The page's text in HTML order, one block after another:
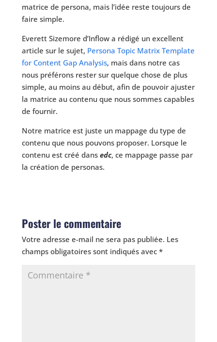
matrice de persona, mais l’idée reste toujours de
faire simple.
Everett Sizemore d’Inflow a rédigé un excellent
article sur le sujet, Persona Topic Matrix Template
for Content Gap Analysis, mais dans notre cas
nous préférons rester sur quelque chose de plus
simple, au moins au début, afin de pouvoir ajuster
la matrice au contenu que nous sommes capables
de fournir.
Notre matrice est juste un mappage du type de
contenu que nous pouvons proposer. Lorsque le
contenu est créé dans edc, ce mappage passe par
la création de personas.
Poster le commentaire
Votre adresse e-mail ne sera pas publiée. Les
champs obligatoires sont indiqués avec *